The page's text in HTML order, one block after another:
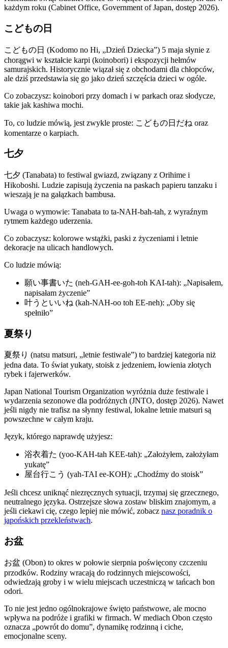
każdym roku (Cabinet Office, Government of Japan, dostęp 2026).
こどもの日
こどもの日 (Kodomo no Hi, „Dzień Dziecka”) 5 maja słynie z
chorągwi w kształcie karpi (koinobori) i ekspozycji hełmów
samurajskich. Historycznie wiązał się z obchodami dla chłopców,
ale dziś przedstawia się go jako dzień szczęścia dzieci w ogóle.
Co zobaczysz: koinobori przy domach i w parkach oraz słodycze,
takie jak kashiwa mochi.
To, co ludzie mówią, jest zwykle proste: こどもの日だね oraz
komentarze o karpiach.
七夕
七夕 (Tanabata) to festiwal gwiazd, związany z Orihime i
Hikoboshi. Ludzie zapisują życzenia na paskach papieru tanzaku i
wieszają je na gałązkach bambusa.
Uwaga o wymowie: Tanabata to ta-NAH-bah-tah, z wyraźnym
rytmem każdego uderzenia.
Co zobaczysz: kolorowe wstążki, paski z życzeniami i letnie
dekoracje na ulicach handlowych.
Co ludzie mówią:
願い事書いた (neh-GAH-ee-goh-toh KAI-tah): „Napisałem,
napisałam życzenie”
叶うといいね (kah-NAH-oo toh EE-neh): „Oby się
spełniło”
夏祭り
夏祭り (natsu matsuri, „letnie festiwale”) to bardziej kategoria niż
jedna data. To świat yukaty, stoisk z jedzeniem, łowienia złotych
rybek i fajerwerków.
Japan National Tourism Organization wyróżnia duże festiwale i
wydarzenia sezonowe dla podróżnych (JNTO, dostęp 2026). Nawet
jeśli nigdy nie trafisz na słynny festiwal, lokalne letnie matsuri są
powszechne w całym kraju.
Język, którego naprawdę użyjesz:
浴衣着た (yoo-KAH-tah KEE-tah): „Założyłem, założyłam
yukatę”
屋台行こう (yah-TAI ee-KOH): „Chodźmy do stoisk”
Jeśli chcesz uniknąć niezręcznych sytuacji, trzymaj się grzecznego,
neutralnego języka. Ostrzejsze słowa zostaw bliskim znajomym, a
jeśli ciekawi cię, czego lepiej nie mówić, zobacz nasz poradnik o
japońskich przekleństwach.
お盆
お盆 (Obon) to okres w połowie sierpnia poświęcony czczeniu
przodków. Rodziny wracają do rodzinnych miejscowości,
odwiedzają groby i w wielu miejscach uczestniczą w tańcach bon
odori.
To nie jest jedno ogólnokrajowe święto państwowe, ale mocno
wpływa na podróże i grafiki w firmach. W mediach Obon często
oznacza „powrót do domu”, dynamikę rodzinną i ciche,
emocjonalne sceny.